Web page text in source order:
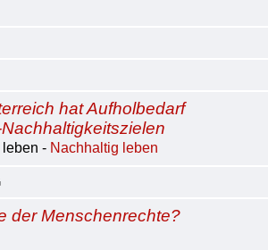
hat Aufholbedarf
- Nachhaltig leben
der Menschenrechte?